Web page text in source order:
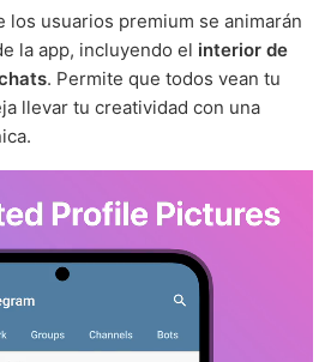
los usuarios premium se animarán
la app, incluyendo el interior de
. Permite que todos vean tu
llevar tu creatividad con una